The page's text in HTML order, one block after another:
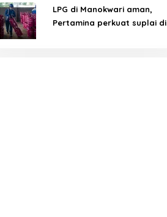
LPG di Manokwari aman,
Pertamina perkuat suplai di